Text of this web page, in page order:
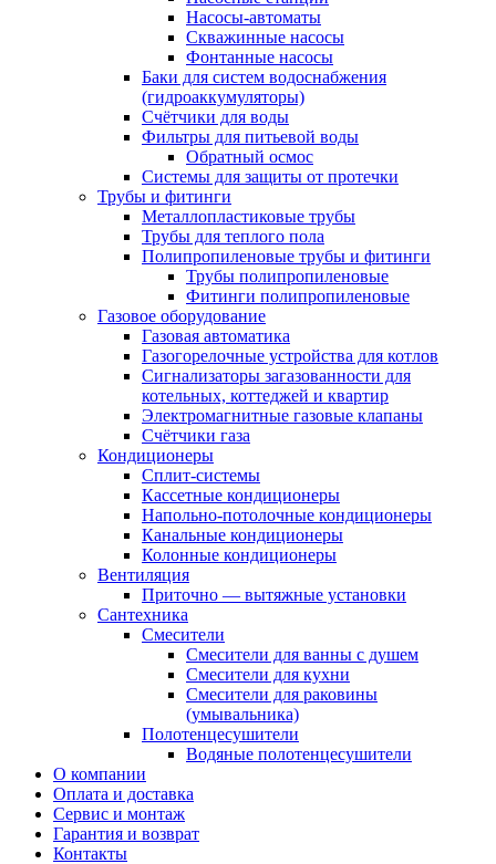
Насосы-автоматы
Скважинные насосы
Фонтанные насосы
Баки для систем водоснабжения
(гидроаккумуляторы)
Счётчики для воды
Фильтры для питьевой воды
Обратный осмос
Системы для защиты от протечки
Трубы и фитинги
Металлопластиковые трубы
Трубы для теплого пола
Полипропиленовые трубы и фитинги
Трубы полипропиленовые
Фитинги полипропиленовые
Газовое оборудование
Газовая автоматика
Газогорелочные устройства для котлов
Сигнализаторы загазованности для
котельных, коттеджей и квартир
Электромагнитные газовые клапаны
Счётчики газа
Кондиционеры
Сплит-системы
Кассетные кондиционеры
Напольно-потолочные кондиционеры
Канальные кондиционеры
Колонные кондиционеры
Вентиляция
Приточно — вытяжные установки
Сантехника
Смесители
Смесители для ванны с душем
Смесители для кухни
Смесители для раковины
(умывальника)
Полотенцесушители
Водяные полотенцесушители
О компании
Оплата и доставка
Сервис и монтаж
Гарантия и возврат
Контакты